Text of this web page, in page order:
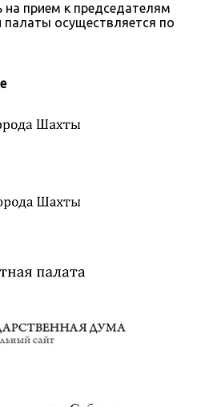
на прием к председателям
осуществляется по